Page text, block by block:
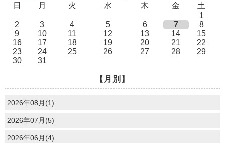
日
月 火 水 木 金
土
1
2
3 4 5 6 7
8
9
10 11 12 13 14
15
16
17 18 19 20 21
22
23
24 25 26 27 28
29
30
31
【月別】
2026年08月(1)
2026年07月(5)
2026年06月(4)